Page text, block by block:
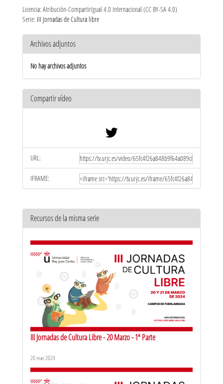
Licencia: Atribución-CompartirIgual 4.0 Internacional (CC BY-SA 4.0)
Serie: III Jornadas de Cultura libre
Archivos adjuntos
No hay archivos adjuntos
Compartir vídeo
URL:
IFRAME:
Recursos de la misma serie
III Jornadas de Cultura Libre - 20 Marzo - 1ª Parte
20 mar 2024